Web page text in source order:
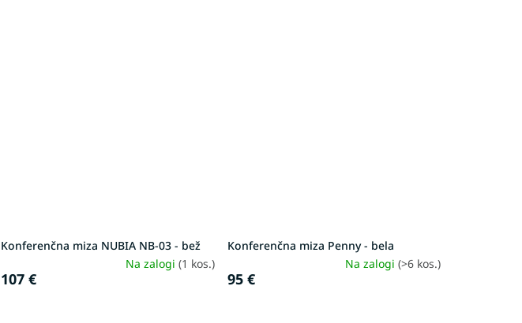
Konferenčna miza NUBIA NB-03 - bež
Na zalogi (1 kos.)
107 €
Konferenčna miza Penny - bela
Na zalogi (>6 kos.)
95 €